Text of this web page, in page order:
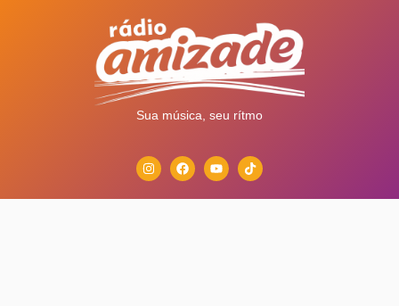
Sua música, seu rítmo